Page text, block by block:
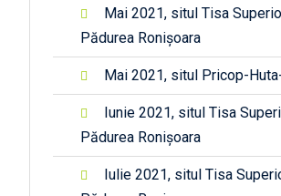
Mai 2021, situl Tisa
Pădurea Ronișoara
Mai 2021, situl Pricop-
Iunie 2021, situl Tisa
Pădurea Ronișoara
Iulie 2021, situl Tisa